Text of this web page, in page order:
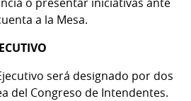
a la Mesa.
será designado por dos
del Congreso de Intendentes.